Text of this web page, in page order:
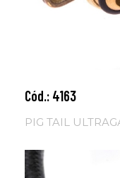
Cód.: 4163
PIG TAIL
Adicionar ao